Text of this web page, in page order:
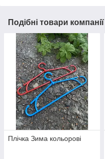
Подібні товари компанії
Плічка Зима кольорові